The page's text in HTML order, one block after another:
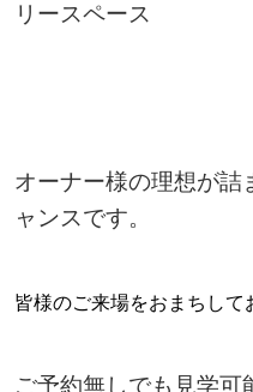
リースペース
オーナー様の理想が詰
ャンスです。
皆様のご来場をおまちして
ご予約無しでも見学可